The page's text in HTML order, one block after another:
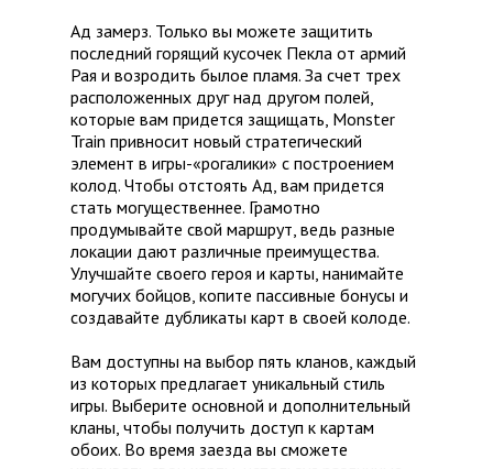
Ад замерз. Только вы можете защитить
последний горящий кусочек Пекла от армий
Рая и возродить былое пламя. За счет трех
расположенных друг над другом полей,
которые вам придется защищать, Monster
Train привносит новый стратегический
элемент в игры-«рогалики» с построением
колод. Чтобы отстоять Ад, вам придется
стать могущественнее. Грамотно
продумывайте свой маршрут, ведь разные
локации дают различные преимущества.
Улучшайте своего героя и карты, нанимайте
могучих бойцов, копите пассивные бонусы и
создавайте дубликаты карт в своей колоде.
Вам доступны на выбор пять кланов, каждый
из которых предлагает уникальный стиль
игры. Выберите основной и дополнительный
кланы, чтобы получить доступ к картам
обоих. Во время заезда вы сможете